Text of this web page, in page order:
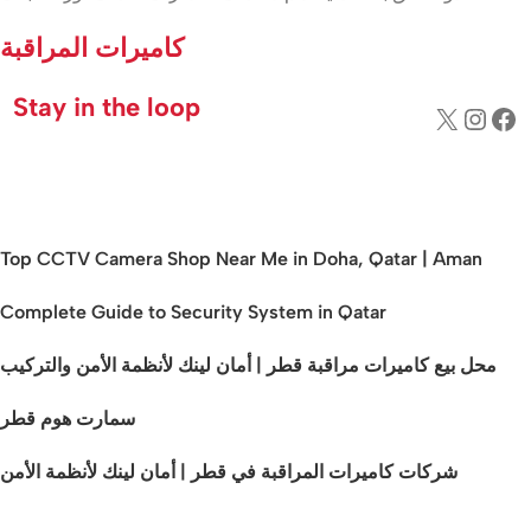
كاميرات المراقبة
Stay in the loop
Top CCTV Camera Shop Near Me in Doha, Qatar | Aman
Complete Guide to Security System in Qatar
محل بيع كاميرات مراقبة قطر | أمان لينك لأنظمة الأمن والتركيب
سمارت هوم قطر
شركات كاميرات المراقبة في قطر | أمان لينك لأنظمة الأمن